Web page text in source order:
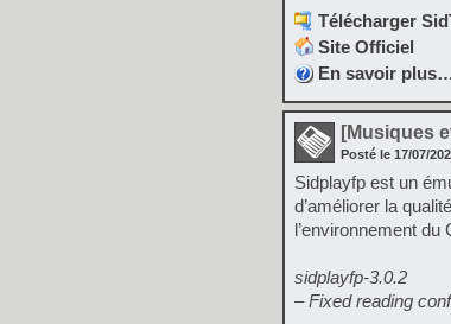
Télécharger
Site Officiel
En savoir
[Musiques
Posté le 17/07/
Sidplayfp est un
d’améliorer la
l’environnement
sidplayfp-3.0.2
– Fixed reading